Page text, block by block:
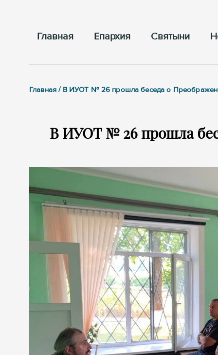
Главная Епархия Cвятыни
Главная / В ИУОТ № 26 прошла беседа о
В ИУОТ № 26 прошла